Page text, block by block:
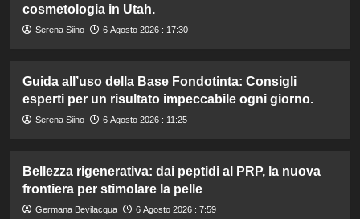
cosmetologia in Utah.
Serena Siino 6 Agosto 2026 : 17:30
Guida all’uso della Base Fondotinta: Consigli
esperti per un risultato impeccabile ogni giorno.
Serena Siino 6 Agosto 2026 : 11:25
Bellezza rigenerativa: dai peptidi al PRP, la nuova
frontiera per stimolare la pelle
Germana Bevilacqua 6 Agosto 2026 : 7:59